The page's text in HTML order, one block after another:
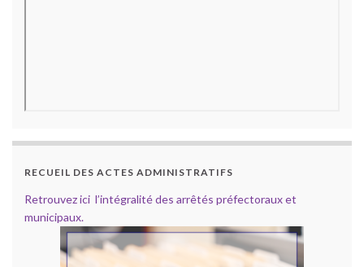
RECUEIL DES ACTES ADMINISTRATIFS
Retrouvez ici l’intégralité des arrêtés préfectoraux et
municipaux.